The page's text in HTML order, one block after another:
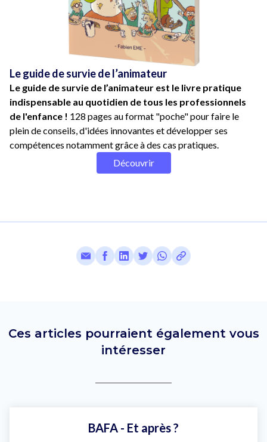
Le guide de survie de l’animateur
Le guide de survie de l’animateur est le livre pratique
indispensable au quotidien de tous les professionnels
de l'enfance ! 128 pages au format "poche" pour faire le
plein de conseils, d'idées innovantes et développer ses
compétences notamment grâce à des cas pratiques.
Découvrir
Ces articles pourraient également vous
intéresser
BAFA - Et après ?